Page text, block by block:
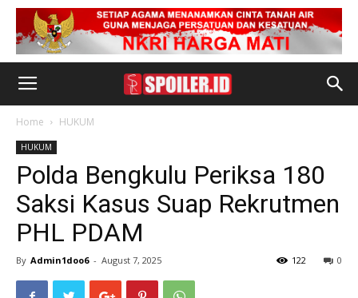
Home HUKUM
HUKUM
Polda Bengkulu Periksa 180
Saksi Kasus Suap Rekrutmen
PHL PDAM
By Admin1doo6 - August 7, 2025 0
122